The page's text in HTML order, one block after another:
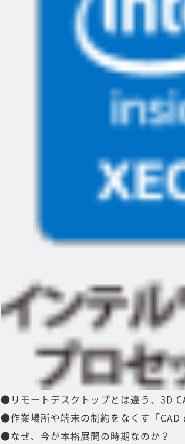
●リモートデスクトップとは違う、3D
●作業場所や端末の制約をなくす「CAD
●なぜ、今が本格展開の時期なのか？